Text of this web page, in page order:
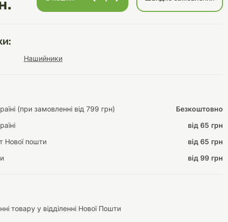
догляду
Автоаксесуари
Освітлення
Декорації
Нашийники
(при замовленні від 799 грн)
Безкоштовно
від 65 грн
Нової пошти
від 65 грн
від 99 грн
товару у відділенні Нової Пошти